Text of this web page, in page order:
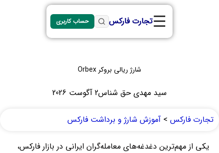
☰تجارت فارکس حساب کاربری
شارژ ریالی بروکر Orbex
سید مهدی حق شناس2 آگوست 2026
تجارت فارکس > آموزش شارژ و برداشت فارکس
یکی از مهم‌ترین دغدغه‌های معامله‌گران ایرانی در بازار فارکس،